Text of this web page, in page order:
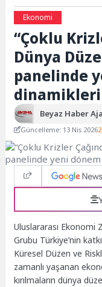
Ekonomi
“Çoklu
Dünya
panelinde
dinamikleri
Beyaz Haber
Güncelleme: 13 Nis 2026
Uluslararası Ekonomi
Grubu Türkiye’nin
Küresel Düzen ve
zamanlı yaşanan
kırılmaların dünya